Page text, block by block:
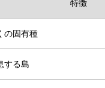
特徴
の固有種
する島